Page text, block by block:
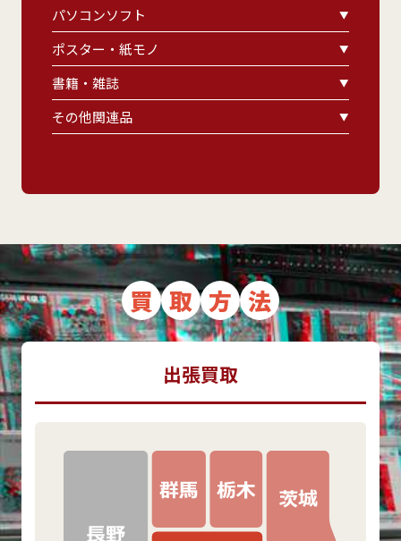
パソコンソフト
ポスター・紙モノ
書籍・雑誌
その他関連品
買 取 方 法
出張買取